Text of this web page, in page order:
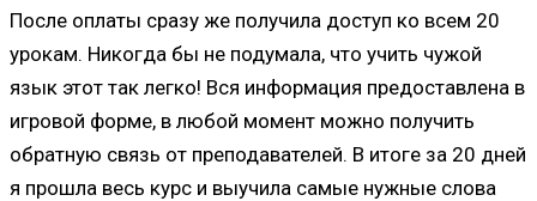
После оплаты сразу же получила доступ ко всем 20
урокам. Никогда бы не подумала, что учить чужой
язык этот так легко! Вся информация предоставлена в
игровой форме, в любой момент можно получить
обратную связь от преподавателей. В итоге за 20 дней
я прошла весь курс и выучила самые нужные слова